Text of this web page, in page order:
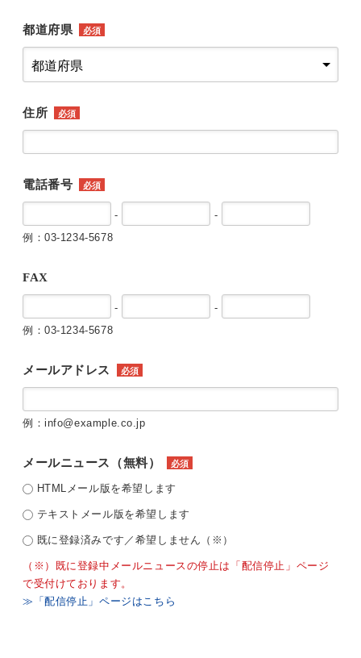
都道府県 必須
住所 必須
電話番号 必須
-
-
例：03-1234-5678
FAX
-
-
例：03-1234-5678
メールアドレス 必須
例：info@example.co.jp
メールニュース（無料） 必須
HTMLメール版を希望します
テキストメール版を希望します
既に登録済みです／希望しません（※）
（※）既に登録中メールニュースの停止は「配信停止」ページ
で受付けております。
≫「配信停止」ページはこちら